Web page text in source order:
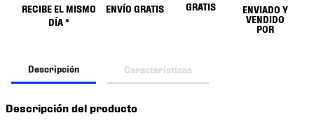
RECIBE EL MISMO
DÍA *
ENVÍO GRATIS
GRATIS
ENVIADO Y
VENDIDO
POR
Descripción Características
Descripción del producto